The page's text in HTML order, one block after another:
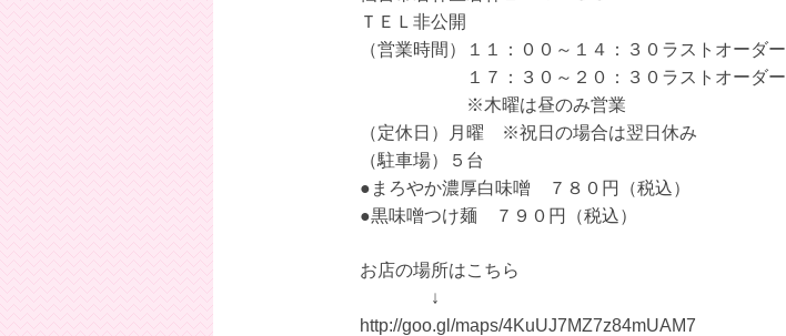
ＴＥＬ非公開
（営業時間）１１：００～１４：３０ラストオーダー
１７：３０～２０：３０ラストオーダー
※木曜は昼のみ営業
（定休日）月曜 ※祝日の場合は翌日休み
（駐車場）５台
●まろやか濃厚白味噌 ７８０円（税込）
●黒味噌つけ麺 ７９０円（税込）
お店の場所はこちら
↓
http://goo.gl/maps/4KuUJ7MZ7z84mUAM7